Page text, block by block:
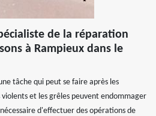
de la réparation
à Rampieux dans le
tâche qui peut se faire après les
et les grêles peuvent endommager
d'effectuer des opérations de